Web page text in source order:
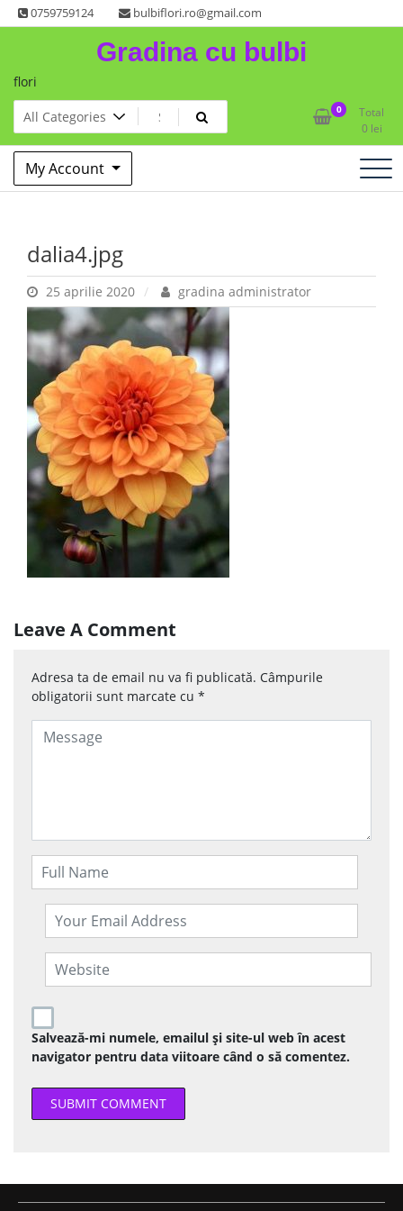
Skip
to
0759759124 bulbiflori.ro@gmail.com
Gradina cu bulbi
flori
0
Total
0 lei
My Account
dalia4.jpg
25 aprilie 2020 gradina administrator
Leave A Comment
Adresa ta de email nu va fi publicată. Câmpurile
obligatorii sunt marcate cu *
Salvează-mi numele, emailul și site-ul web în acest
navigator pentru data viitoare când o să comentez.